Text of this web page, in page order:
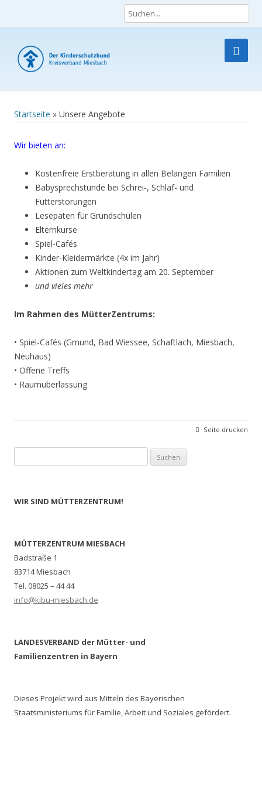
Skip
content
Startseite » Unsere Angebote
Wir bieten an:
Kostenfreie Erstberatung in allen Belangen Familien
Babysprechstunde bei Schrei-, Schlaf- und
Fütterstörungen
Lesepaten für Grundschulen
Elternkurse
Spiel-Cafés
Kinder-Kleidermärkte (4x im Jahr)
Aktionen zum Weltkindertag am 20. September
und vieles mehr
Im Rahmen des MütterZentrums:
• Spiel-Cafés (Gmund, Bad Wiessee, Schaftlach, Miesbach,
Neuhaus)
• Offene Treffs
• Raumüberlassung
Seite drucken
nach:
WIR SIND MÜTTERZENTRUM!
MÜTTERZENTRUM MIESBACH
Badstraße 1
83714 Miesbach
Tel. 08025 – 44 44
info@kibu-miesbach.de
LANDESVERBAND der Mütter- und
Familienzentren in Bayern
Dieses Projekt wird aus Mitteln des Bayerischen
Staatsministeriums für Familie, Arbeit und Soziales gefördert.